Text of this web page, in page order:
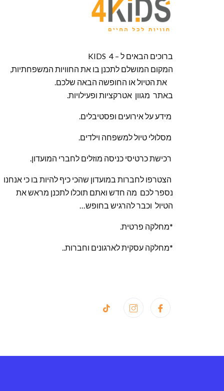
ברוכים הבאים ל – KIDS 4
המקום המושלם לתכנן בו את החוויות
את הטיול או החופשה הבאה שלכם.
באתר מגוון אטרקציות ופעילויות.
מידע על אירועים ופסטיבלים.
מסלולי טיול למשפחה וילדים.
רכישת כרטיסי כניסה מוזלים לחברי המועדון.
הצטרפו לחברות במועדון שהכי כיף להיות בו כי אנחנו
נספר לכם מה חדש ואתם תוכלו לתכנן מראש את
הטיול וכבר להרגיש בחופש…
*מחלקה פרטית.
*מחלקה עסקית לארגונים וחברות..